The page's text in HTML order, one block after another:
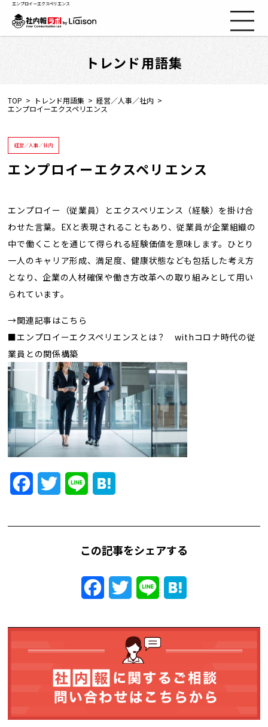
社内報ノウハウ
セミナー情報
Web社内報
資料コーナー
動画コーナー
支援実績
トレンド用語集
エンプロイーエクスペリエンス
トレンド用語集
TOP トレンド用語集
経営／人事／社内
エンプロイーエクスペリエンス
経営／人事／社内
エンプロイーエクスペリエンス
エンプロイー（従業員）とエクスペリエンス（経験）を掛け合
わせた言葉。EXと表現されることもあり、従業員が企業組織の
中で働くことを通じて得られる経験価値を意味します。ひとり
一人のキャリア形成、満足度、健康状態なども包括した考え方
となり、企業の人材確保や働き方改革への取り組みとして用い
られています。
→関連記事はこちら
■エンプロイーエクスペリエンスとは？ withコロナ時代の従
業員との関係構築
FacebookTwitter Line
この記事をシェアする
FacebookTwitter Line